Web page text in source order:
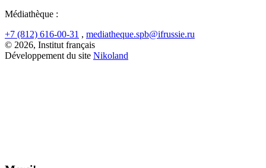
Médiathèque :
+7 (812) 616-00-31 , mediatheque.spb@ifrussie.ru
© 2026, Institut français
Développement du site Nikoland